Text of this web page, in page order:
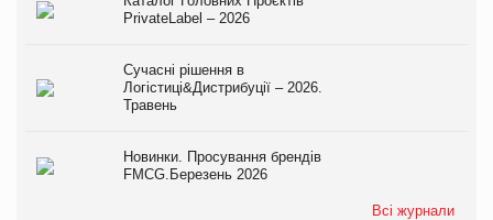
PrivateLabel – 2026
Сучасні рішення в
Логістиці&Дистрибуції – 2026.
Травень
Новинки. Просування брендів
FMCG.Березень 2026
Всі журнали